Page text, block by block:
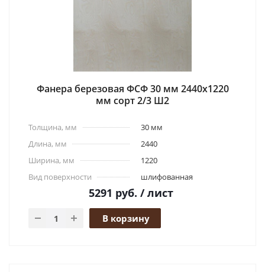
Фанера березовая ФСФ 30 мм 2440x1220
мм сорт 2/3 Ш2
Толщина, мм
30 мм
Длина, мм
2440
Ширина, мм
1220
Вид поверхности
шлифованная
5291 руб. / лист
В корзину